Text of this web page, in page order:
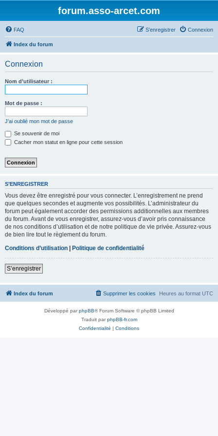
forum.asso-arcet.com
FAQ Connexion
S’enregistrer
Index du forum
Connexion
Nom d’utilisateur :
Mot de passe :
J’ai oublié mon mot de passe
Se souvenir de moi
Cacher mon statut en ligne pour cette session
S’ENREGISTRER
Vous devez être enregistré pour vous connecter. L’enregistrement ne prend
que quelques secondes et augmente vos possibilités. L’administrateur du
forum peut également accorder des permissions additionnelles aux membres
du forum. Avant de vous enregistrer, assurez-vous d’avoir pris connaissance
de nos conditions d’utilisation et de notre politique de vie privée. Assurez-vous
de bien lire tout le règlement du forum.
Conditions d’utilisation | Politique de confidentialité
S’enregistrer
Index du forum Heures au format UTC
Supprimer les cookies
Développé parphpBB® Forum Software © phpBB Limited
Traduit parphpBB-fr.com
Confidentialité | Conditions